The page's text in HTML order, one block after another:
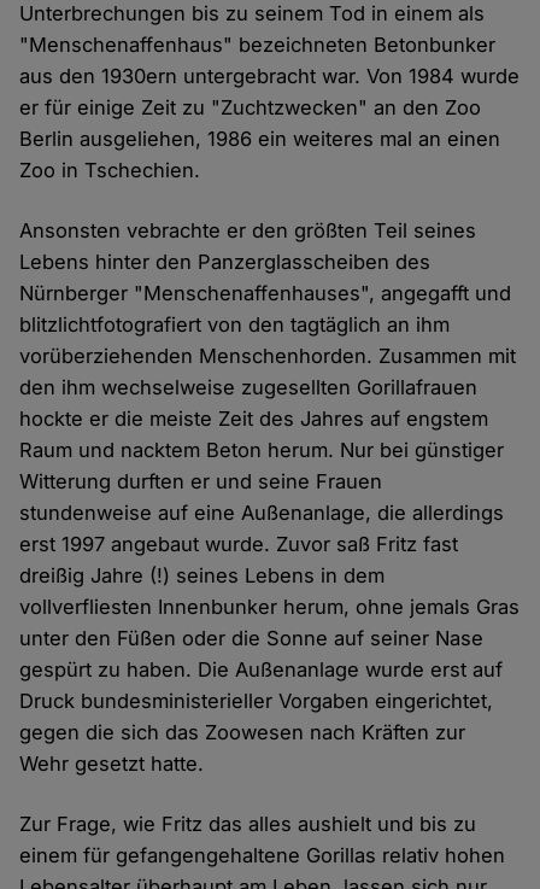
Unterbrechungen bis zu seinem Tod in einem als
"Menschenaffenhaus" bezeichneten Betonbunker
aus den 1930ern untergebracht war. Von 1984 wurde
er für einige Zeit zu "Zuchtzwecken" an den Zoo
Berlin ausgeliehen, 1986 ein weiteres mal an einen
Zoo in Tschechien.
Ansonsten vebrachte er den größten Teil seines
Lebens hinter den Panzerglasscheiben des
Nürnberger "Menschenaffenhauses", angegafft und
blitzlichtfotografiert von den tagtäglich an ihm
vorüberziehenden Menschenhorden. Zusammen mit
den ihm wechselweise zugesellten Gorillafrauen
hockte er die meiste Zeit des Jahres auf engstem
Raum und nacktem Beton herum. Nur bei günstiger
Witterung durften er und seine Frauen
stundenweise auf eine Außenanlage, die allerdings
erst 1997 angebaut wurde. Zuvor saß Fritz fast
dreißig Jahre (!) seines Lebens in dem
vollverfliesten Innenbunker herum, ohne jemals Gras
unter den Füßen oder die Sonne auf seiner Nase
gespürt zu haben. Die Außenanlage wurde erst auf
Druck bundesministerieller Vorgaben eingerichtet,
gegen die sich das Zoowesen nach Kräften zur
Wehr gesetzt hatte.
Zur Frage, wie Fritz das alles aushielt und bis zu
einem für gefangengehaltene Gorillas relativ hohen